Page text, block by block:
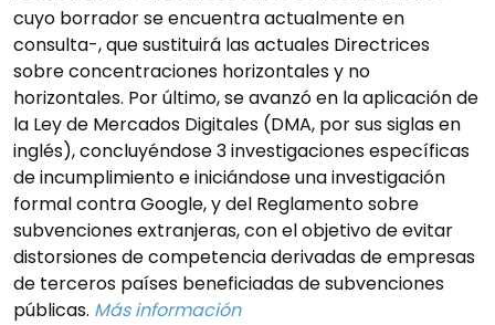
cuyo borrador se encuentra actualmente en
consulta-, que sustituirá las actuales Directrices
sobre concentraciones horizontales y no
horizontales. Por último, se avanzó en la aplicación de
la Ley de Mercados Digitales (DMA, por sus siglas en
inglés), concluyéndose 3 investigaciones específicas
de incumplimiento e iniciándose una investigación
formal contra Google, y del Reglamento sobre
subvenciones extranjeras, con el objetivo de evitar
distorsiones de competencia derivadas de empresas
de terceros países beneficiadas de subvenciones
públicas. Más información